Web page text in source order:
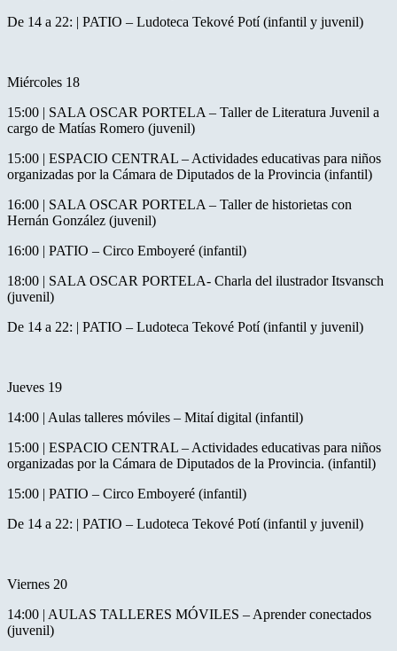
De 14 a 22: | PATIO – Ludoteca Tekové Potí (infantil y juvenil)
Miércoles 18
15:00 | SALA OSCAR PORTELA – Taller de Literatura Juvenil a
cargo de Matías Romero (juvenil)
15:00 | ESPACIO CENTRAL – Actividades educativas para niños
organizadas por la Cámara de Diputados de la Provincia (infantil)
16:00 | SALA OSCAR PORTELA – Taller de historietas con
Hernán González (juvenil)
16:00 | PATIO – Circo Emboyeré (infantil)
18:00 | SALA OSCAR PORTELA- Charla del ilustrador Itsvansch
(juvenil)
De 14 a 22: | PATIO – Ludoteca Tekové Potí (infantil y juvenil)
Jueves 19
14:00 | Aulas talleres móviles – Mitaí digital (infantil)
15:00 | ESPACIO CENTRAL – Actividades educativas para niños
organizadas por la Cámara de Diputados de la Provincia. (infantil)
15:00 | PATIO – Circo Emboyeré (infantil)
De 14 a 22: | PATIO – Ludoteca Tekové Potí (infantil y juvenil)
Viernes 20
14:00 | AULAS TALLERES MÓVILES – Aprender conectados
(juvenil)